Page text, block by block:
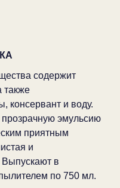
содержит
также
консервант и воду.
эмульсию
приятным
и
Выпускают в
по 750 мл.